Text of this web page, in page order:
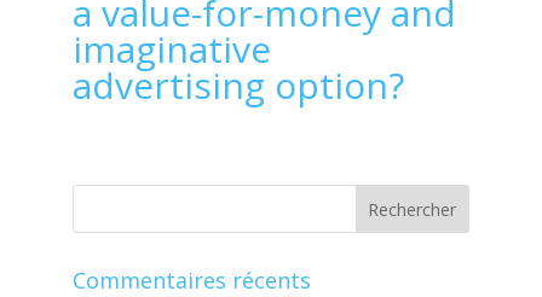
a value-for-money and
imaginative
advertising option?
Commentaires récents